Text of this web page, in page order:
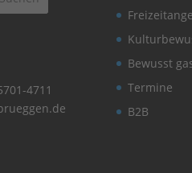
4711
Bewusst
Termine
B2B